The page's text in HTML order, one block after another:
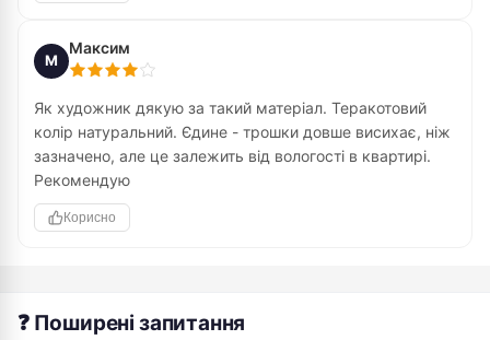
М
Максим
Як художник дякую за такий матеріал. Теракотовий
колір натуральний. Єдине - трошки довше висихає, ніж
зазначено, але це залежить від вологості в квартирі.
Рекомендую
Корисно
❓ Поширені запитання